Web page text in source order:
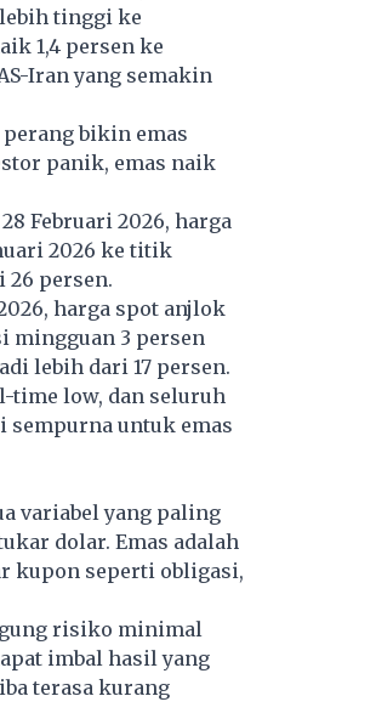
lebih tinggi ke
1,4 persen ke
Iran yang semakin
bikin emas
panik, emas naik
Februari 2026, harga
2026 ke titik
26 persen.
harga spot anjlok
mingguan 3 persen
lebih dari 17 persen.
time low, dan seluruh
sempurna untuk emas
variabel yang paling
dolar. Emas adalah
kupon seperti obligasi,
risiko minimal
imbal hasil yang
terasa kurang